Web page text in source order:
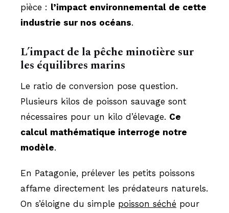
pièce : l’impact environnemental de cette
industrie sur nos océans.
L’impact de la pêche minotière sur
les équilibres marins
Le ratio de conversion pose question.
Plusieurs kilos de poisson sauvage sont
nécessaires pour un kilo d’élevage. Ce
calcul mathématique interroge notre
modèle.
En Patagonie, prélever les petits poissons
affame directement les prédateurs naturels.
On s’éloigne du simple poisson séché pour